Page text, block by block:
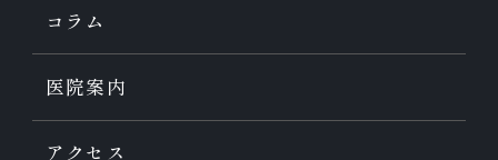
コラム
医院案内
アクセス